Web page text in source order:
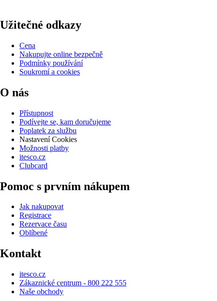
Užitečné odkazy
Cena
Nakupujte online bezpečně
Podmínky používání
Soukromí a cookies
O nás
Přístupnost
Podívejte se, kam doručujeme
Poplatek za službu
Nastavení Cookies
Možnosti platby
itesco.cz
Clubcard
Pomoc s prvním nákupem
Jak nakupovat
Registrace
Rezervace času
Oblíbené
Kontakt
itesco.cz
Zákaznické centrum - 800 222 555
Naše obchody